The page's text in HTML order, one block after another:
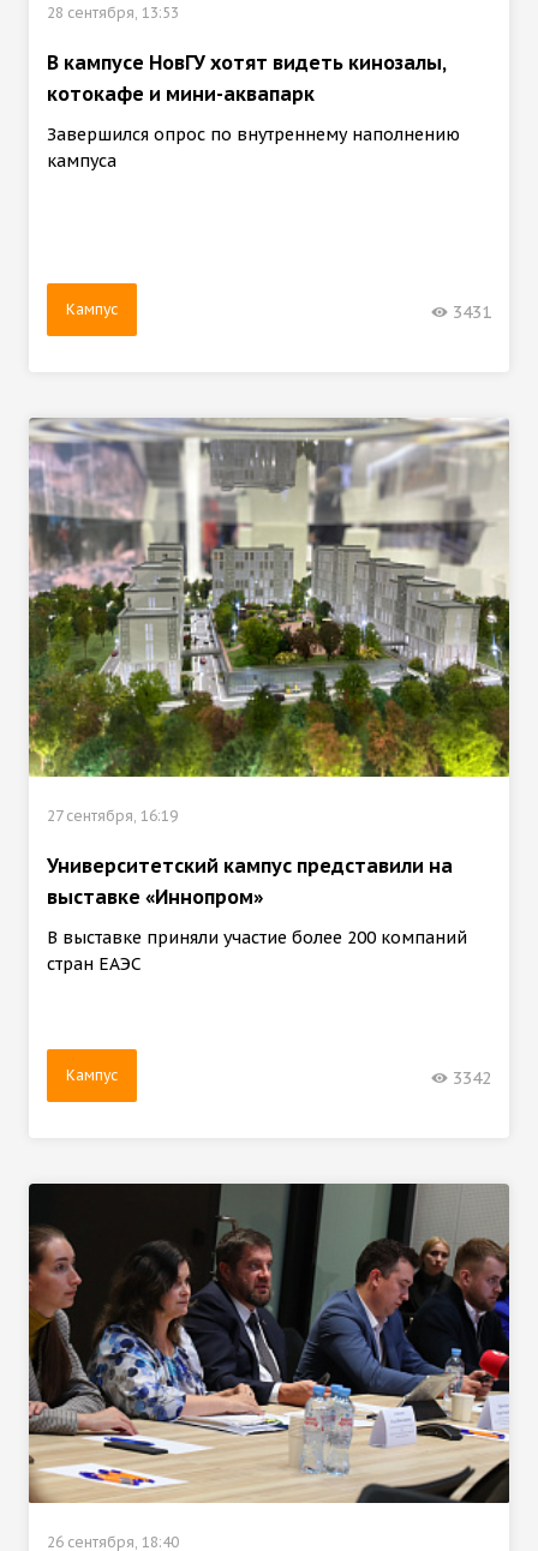
28 сентября, 13:53
В кампусе НовГУ хотят видеть кинозалы,
котокафе и мини-аквапарк
Завершился опрос по внутреннему наполнению
кампуса
Кампус 3431
27 сентября, 16:19
Университетский кампус представили на
выставке «Иннопром»
В выставке приняли участие более 200 компаний
стран ЕАЭС
Кампус 3342
26 сентября, 18:40